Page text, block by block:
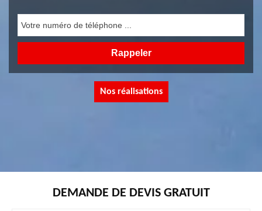
Nos réalisations
DEMANDE DE DEVIS GRATUIT